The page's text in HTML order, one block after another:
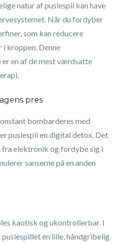
natur af puslespil kan have
Når du fordyber
som kan reducere
i kroppen. Denne
en af de mest værdsatte
pres
bombarderes med
puslespil en digital detox. Det
elektronik og fordybe sig i
sanserne på en anden
kaotisk og ukontrollerbar. I
en lille, håndgribelig